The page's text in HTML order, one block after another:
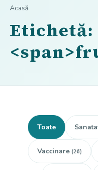
Acasă
Etichetă:
Toate
Vaccinare (26)